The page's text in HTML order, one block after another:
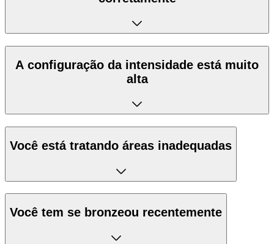
A configuração da intensidade está muito
alta
Você está tratando áreas inadequadas
Você tem se bronzeou recentemente